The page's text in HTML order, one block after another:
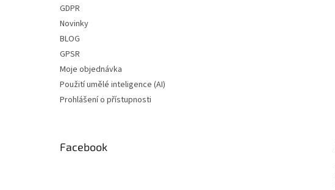
GDPR
Novinky
BLOG
GPSR
Moje objednávka
Použití umělé inteligence (AI)
Prohlášení o přístupnosti
Facebook